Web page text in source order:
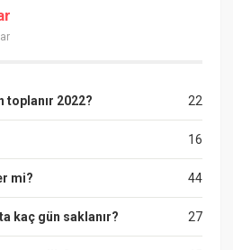
22
toplanır 2022?
16
44
mi?
27
kaç gün saklanır?